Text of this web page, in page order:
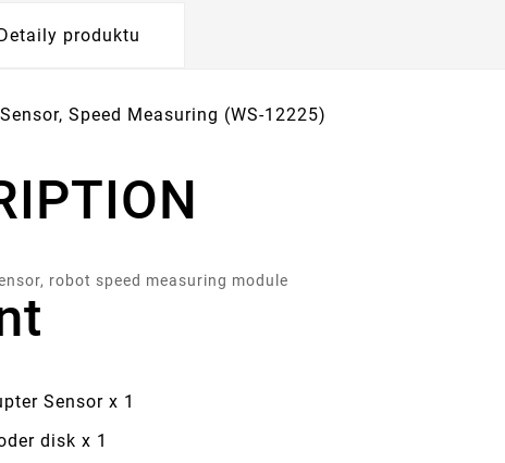
Detaily produktu
Speed Measuring (WS-12225)
robot speed measuring module
Sensor x 1
disk x 1